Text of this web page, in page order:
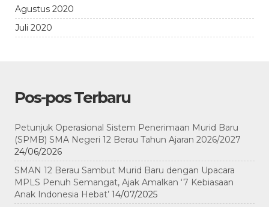
Agustus 2020
Juli 2020
Pos-pos Terbaru
Petunjuk Operasional Sistem Penerimaan Murid Baru
(SPMB) SMA Negeri 12 Berau Tahun Ajaran 2026/2027
24/06/2026
SMAN 12 Berau Sambut Murid Baru dengan Upacara
MPLS Penuh Semangat, Ajak Amalkan ‘7 Kebiasaan
Anak Indonesia Hebat’ 14/07/2025